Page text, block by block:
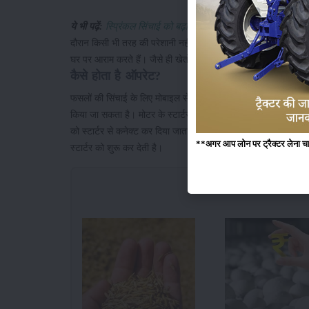
ये भी पढ़ें: स्प्रिंकल सिंचाई को बढ़ावा देने के लिए ९० प्रतिशत तक
दौरान किसी भी तरह की परेशानी नहीं हुई। इसके लिए उन्हें खेत पर
घर पर आराम करते हैं। जैसे ही खेतों की सिंचाई हो जाती है, वैसे ही वो
फसलों की सिंचाई के लिए मोबाइल से मिस्ड कॉल वाला वाटर पंप
किया जा सकता है। मोटर के स्टार्टर में मोबाइल वायब्रेट से करीब 6
को स्टार्टर से कनेक्ट कर दिया जाता है। मिस्ड कॉल देने पर मोबाइल
स्टार्टर को शुरू कर देती है।
**अगर आप लोन पर ट्रैक्टर लेना